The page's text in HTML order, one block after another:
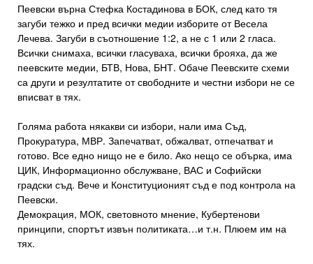
Пеевски върна Стефка Костадинова в БОК, след като тя
загуби тежко и пред всички медии изборите от Весела
Лечева. Загуби в съотношение 1:2, а не с 1 или 2 гласа.
Всички снимаха, всички гласуваха, всички брояха, да же
пеевските медии, БТВ, Нова, БНТ. Обаче Пеевските схеми
са други и резултатите от свободните и честни избори не се
вписват в тях.
Голяма работа някакви си избори, нали има Съд,
Прокуратура, МВР. Запечатват, обжалват, отпечатват и
готово. Все едно нищо не е било. Ако нещо се обърка, има
ЦИК, Информационно обслужване, ВАС и Софийски
градски съд. Вече и Конституционият съд е под контрола на
Пеевски.
Демокрация, МОК, световното мнение, Кубертенови
принципи, спортът извън политиката…и т.н. Плюем им на
тях.